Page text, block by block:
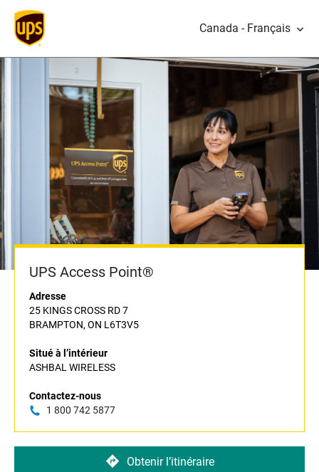
Canada - Français
UPS Access Point®
Adresse
25 KINGS CROSS RD 7
BRAMPTON, ON L6T3V5
Situé à l’intérieur
ASHBAL WIRELESS
Contactez-nous
1 800 742 5877
Obtenir l’itinéraire